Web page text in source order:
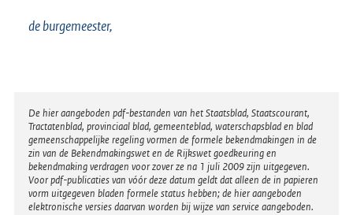
de burgemeester,
Disclaimer
De hier aangeboden pdf-bestanden van het Staatsblad, Staatscourant,
Tractatenblad, provinciaal blad, gemeenteblad, waterschapsblad en blad
gemeenschappelijke regeling vormen de formele bekendmakingen in de
zin van de Bekendmakingswet en de Rijkswet goedkeuring en
bekendmaking verdragen voor zover ze na 1 juli 2009 zijn uitgegeven.
Voor pdf-publicaties van vóór deze datum geldt dat alleen de in papieren
vorm uitgegeven bladen formele status hebben; de hier aangeboden
elektronische versies daarvan worden bij wijze van service aangeboden.